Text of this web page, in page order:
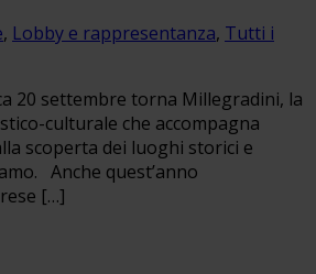
, Lobby e rappresentanza, Tutti i
20 settembre torna Millegradini, la
culturale che accompagna
scoperta dei luoghi storici e
Anche quest’anno
[…]